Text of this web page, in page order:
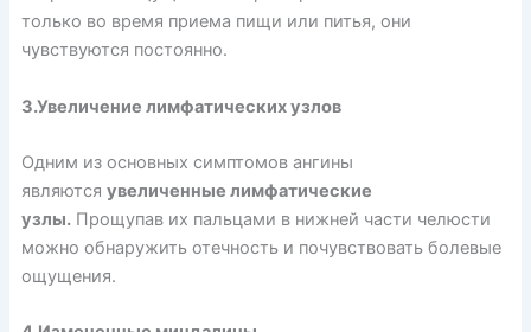
только во время приема пищи или питья, они
чувствуются постоянно.
3.Увеличение лимфатических узлов
Одним из основных симптомов ангины
являются увеличенные лимфатические
узлы.Прощупав их пальцами в нижней части челюсти
можно обнаружить отечность и почувствовать болевые
ощущения.